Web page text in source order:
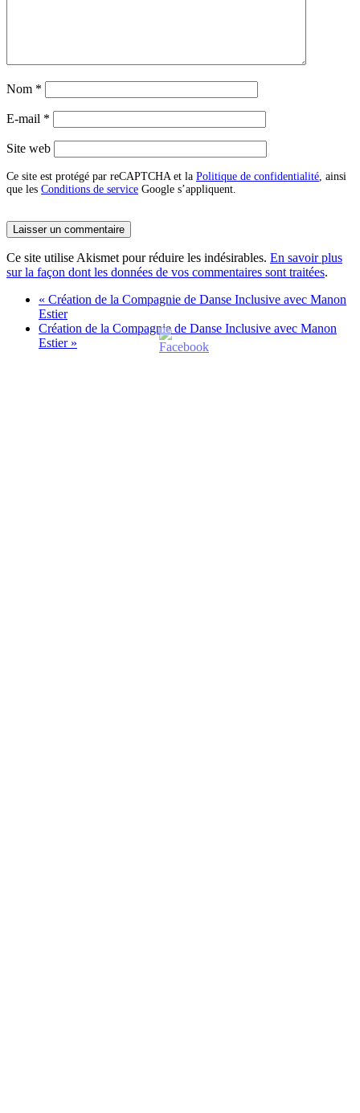
Nom *
E-mail *
Site web
Ce site est protégé par reCAPTCHA et la Politique de confidentialité, ainsi
que les Conditions de service Google s’appliquent.
Ce site utilise Akismet pour réduire les indésirables. En savoir plus
sur la façon dont les données de vos commentaires sont traitées.
« Création de la Compagnie de Danse Inclusive avec Manon
Estier
Création de la Compagnie de Danse Inclusive avec Manon
Estier »